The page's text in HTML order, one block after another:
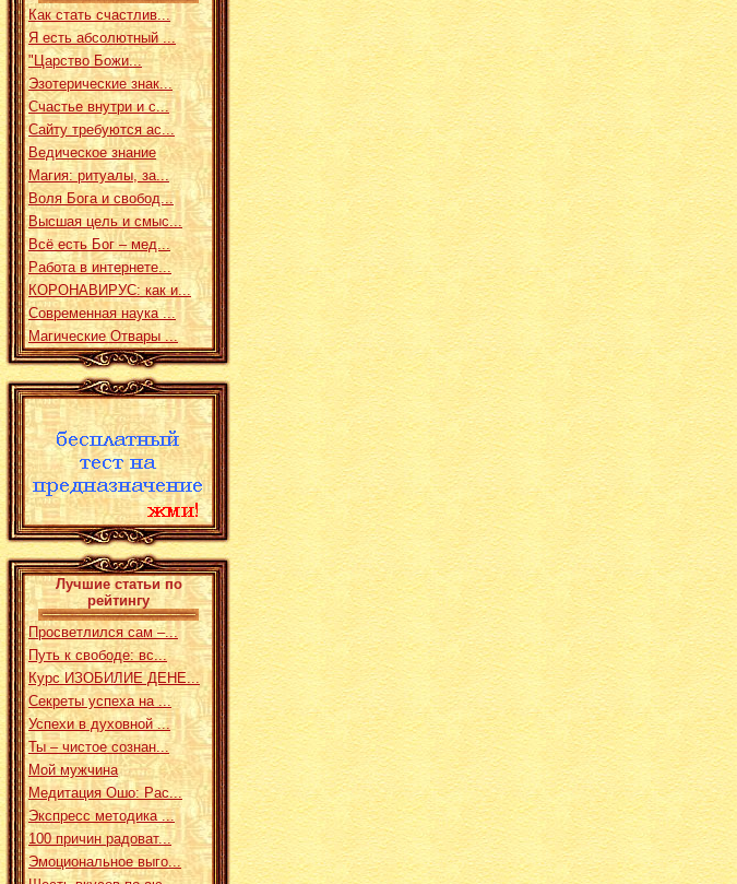
Как стать счастлив...
Я есть абсолютный ...
"Царство Божи...
Эзотерические знак...
Счастье внутри и с...
Сайту требуются ас...
Ведическое знание
Магия: ритуалы, за...
Воля Бога и свобод...
Высшая цель и смыс...
Всё есть Бог – мед...
Работа в интернете...
КОРОНАВИРУС: как и...
Современная наука ...
Магические Отвары ...
Лучшие статьи по
рейтингу
Просветлился сам –...
Путь к свободе: вс...
Курс ИЗОБИЛИЕ ДЕНЕ...
Секреты успеха на ...
Успехи в духовной ...
Ты – чистое сознан...
Мой мужчина
Медитация Ошо: Рас...
Экспресс методика ...
100 причин радоват...
Эмоциональное выго...